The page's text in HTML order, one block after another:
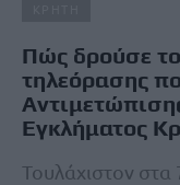
Πώς δρούσε
τηλεόρασης
Εγκλήματος
Τουλάχιστον